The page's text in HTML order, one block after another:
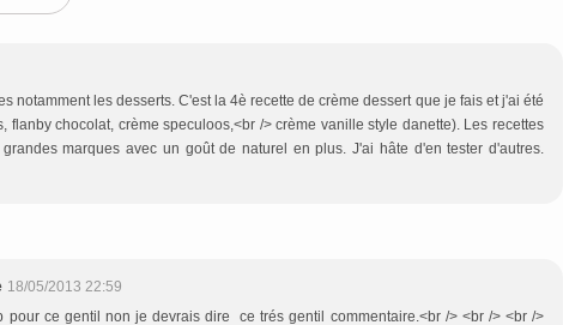
notamment les desserts. C'est la 4è recette de crème dessert que je fais et j'ai été
flanby chocolat, crème speculoos,<br /> crème vanille style danette). Les recettes
marques avec un goût de naturel en plus. J'ai hâte d'en tester d'autres.
18/05/2013 22:59
pour ce gentil non je devrais dire ce trés gentil commentaire.<br /> <br /> <br />